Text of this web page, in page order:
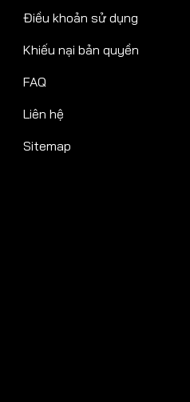
Điều khoản sử dụng
Khiếu nại bản quyền
FAQ
Liên hệ
Sitemap